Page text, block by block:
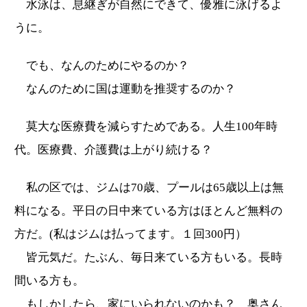
水泳は、息継ぎが自然にできて、優雅に泳げるよ
うに。
でも、なんのためにやるのか？
なんのために国は運動を推奨するのか？
莫大な医療費を減らすためである。人生100年時
代。医療費、介護費は上がり続ける？
私の区では、ジムは70歳、プールは65歳以上は無
料になる。平日の日中来ている方はほとんど無料の
方だ。(私はジムは払ってます。１回300円）
皆元気だ。たぶん、毎日来ている方もいる。長時
間いる方も。
もしかしたら、家にいられないのかも？ 奥さん